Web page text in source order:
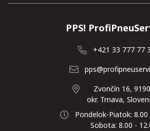
PPS!
+421 33 777 77
Zvončín 16,
okr. Trnava,
Pondelok-Piatok: 8.00
Sobota: 8.00 -